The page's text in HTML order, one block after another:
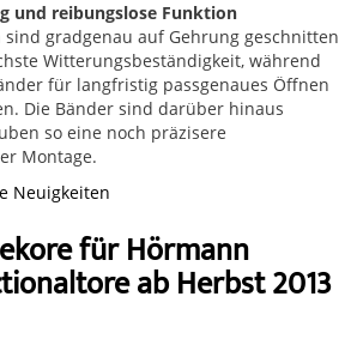
und reibungslose Funktion
gradgenau auf Gehrung geschnitten
Witterungsbeständigkeit, während
für langfristig passgenaues Öffnen
Die Bänder sind darüber hinaus
so eine noch präzisere
Montage.
Neuigkeiten
für Hörmann
ab Herbst 2013